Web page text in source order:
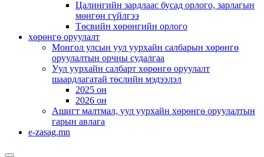
Цалингийн зардлаас бусад орлого, зарлагын
мөнгөн гүйлгээ
Төсвийн хөрөнгийн орлого
хөрөнгө оруулалт
Монгол улсын уул уурхайн салбарын хөрөнгө
оруулалтын орчны судалгаа
Уул уурхайн салбарт хөрөнгө оруулалт
шаардлагатай төслийн мэдээлэл
2025 он
2026 он
Ашигт малтмал, уул уурхайн хөрөнгө оруулалтын
гарын авлага
e-zasag.mn